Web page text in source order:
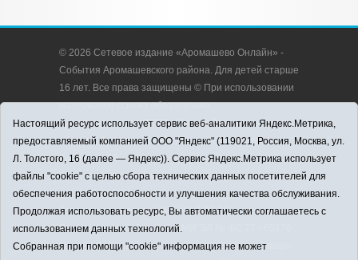
© 2026 Сетевое издание «Аромашево Онлайн» -
События Аромашевского района. Для детей старше
16 лет. Все права защищены © При использовании
материалов ссылка обязательна.
Адрес редакции: 627350, Россия, Тюменская
область, Аромашевский район, с. Аромашево, ул.
Кирова, д. 13.
Адрес электронной почты редакции:
strudu72@obl72.ru
Телефон редакции: 8 (34545) 2-30-58
Регистрационный номер СМИ ЭЛ № ФС 77 - 65176
выдано Федеральной службой по надзору в сфере
Настоящий ресурс использует сервис веб-аналитики Яндекс.Метрика,
предоставляемый компанией ООО "Яндекс" (119021, Россия, Москва, ул.
Л. Толстого, 16 (далее — Яндекс)). Сервис Яндекс.Метрика использует
файлы "cookie" с целью сбора технических данных посетителей для
обеспечения работоспособности и улучшения качества обслуживания.
Продолжая использовать ресурс, Вы автоматически соглашаетесь с
использованием данных технологий.
Собранная при помощи "cookie" информация не может